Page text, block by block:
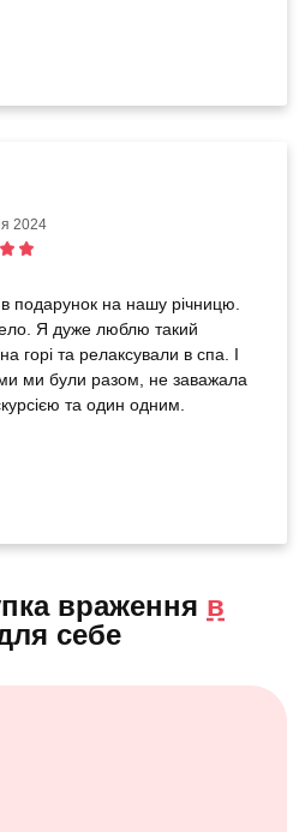
себе тур :)
2024
подарунок на нашу річницю.
Я дуже люблю такий
горі та релаксували в спа. І
ми були разом, не заважала
та один одним.
враження в
себе